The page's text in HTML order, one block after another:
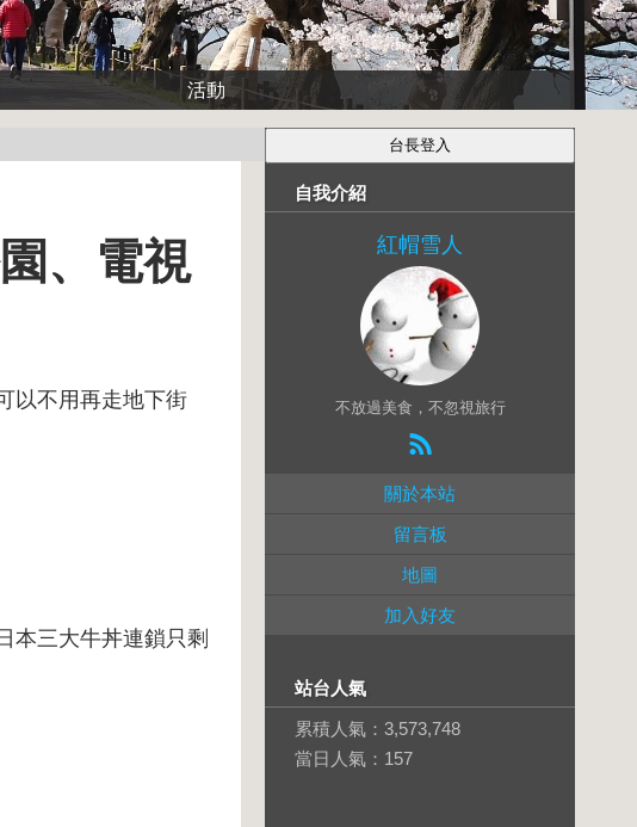
活動
、電視
以不用再走地下街
本三大牛丼連鎖只剩
自我介紹
紅帽雪人
不放過美食，不忽視旅行
關於本站
留言板
地圖
加入好友
站台人氣
累積人氣： 3,573,748
當日人氣： 157